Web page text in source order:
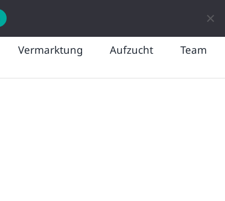
Vermarktung Aufzucht Team